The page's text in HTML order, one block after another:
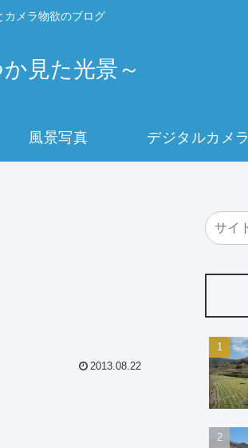
カメラ物欲のブログ
見た光景～
風景写真 デジタルカメラ
2013.08.22